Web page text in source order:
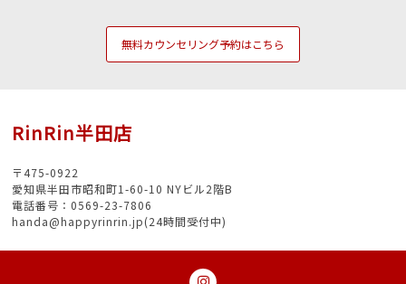
無料カウンセリング予約はこちら
RinRin半田店
〒475-0922
愛知県半田市昭和町1-60-10 NYビル2階B
電話番号：0569-23-7806
handa@happyrinrin.jp(24時間受付中)